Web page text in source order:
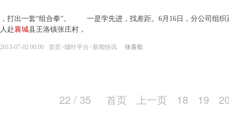
，打出一套“组合拳”。 一是学先进，找差距。6月16日，分公司组织
人赴襄城县王洛镇张庄村，
2013-07-02 00:00 首页>烟叶平台>新闻快讯 张喜歌
22 / 35 首页 上一页 18 19